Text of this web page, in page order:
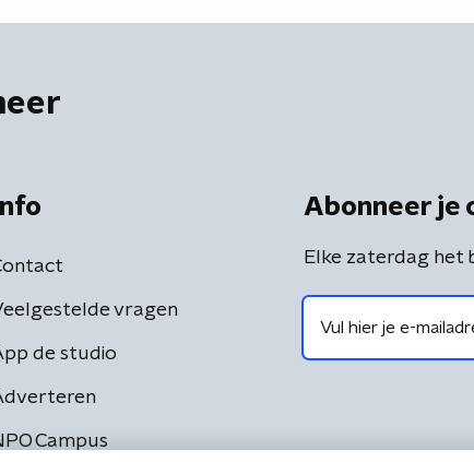
Info
vragen
de studio
Campus
Abonneer je
Elke zaterdag het